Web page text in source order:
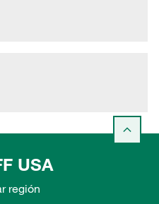
USA
región